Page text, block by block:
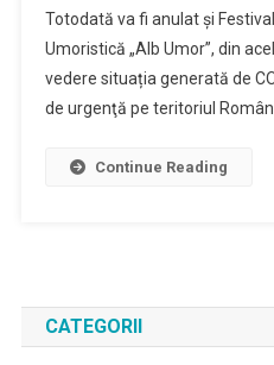
Totodată va fi anulat și
Umoristică „Alb Umor”, din
vedere situația generată de
de urgenţă pe teritoriul
Continue Reading
CATEGORII